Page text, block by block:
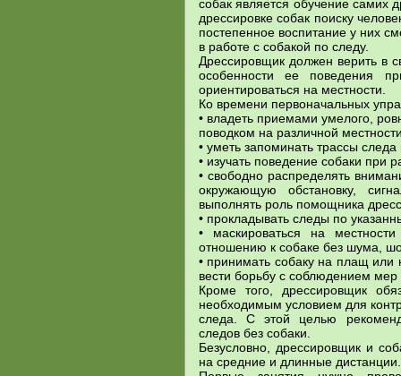
собак является обучение самих
дрессировке собак поиску
постепенное воспитание у них
в работе с собакой по следу.
Дрессировщик должен верить в
особенности ее поведения
ориентироваться на местности.
Ко времени первоначальных
• владеть приемами умелого,
поводком на различной
• уметь запоминать трассы
• изучать поведение собаки при
• свободно распределять
окружающую обстановку,
выполнять роль помощника
• прокладывать следы по
• маскироваться на
отношению к собаке без шума,
• принимать собаку на плащ
вести борьбу с соблюдением мер
Кроме того, дрессировщик
необходимым условием для
следа. С этой целью
следов без собаки.
Безусловно, дрессировщик и
на средние и длинные дистанции.